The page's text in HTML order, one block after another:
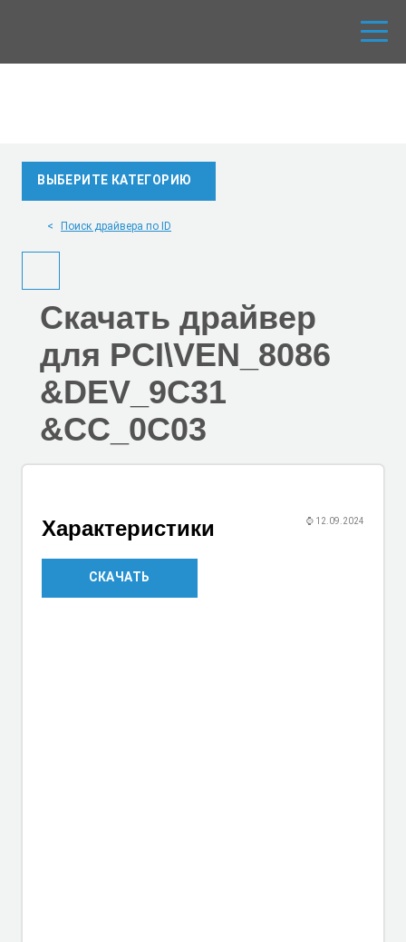
ВЫБЕРИТЕ КАТЕГОРИЮ
Поиск драйвера по ID
Скачать драйвер
для PCI\VEN_8086
&DEV_9C31
&CC_0C03
⌚ 12.09.2024
Характеристики
СКАЧАТЬ